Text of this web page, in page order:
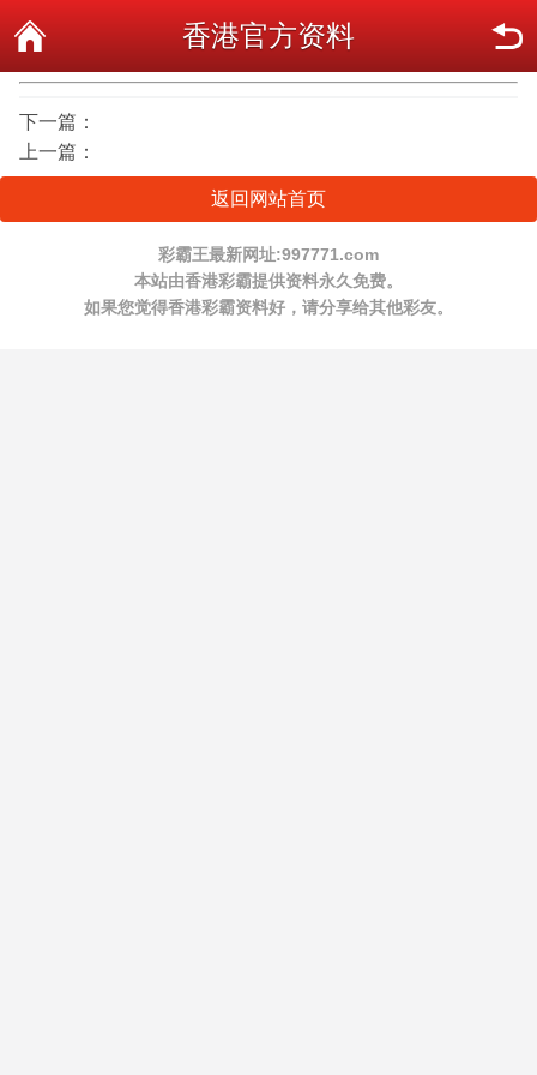
香港官方资料
下一篇：
上一篇：
返回网站首页
彩霸王最新网址:997771.com
本站由香港彩霸提供资料永久免费。
如果您觉得香港彩霸资料好，请分享给其他彩友。